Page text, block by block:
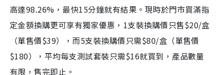
高達98.26%，最快15分鐘就有結果。現時於門市買滿指
定金額換購更可享有獨家優惠，1支裝換購價只售$20/盒
（單售價$39），而5支裝換購價只需$80/盒（單售價
$180），平均每支測試套裝只需$16就買到，產品數量
有限，售完即止。